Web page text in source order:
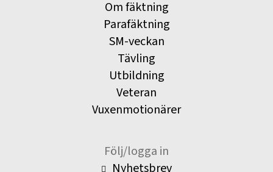
Om fäktning
Parafäktning
SM-veckan
Tävling
Utbildning
Veteran
Vuxenmotionärer
Följ/logga in
Nyhetsbrev